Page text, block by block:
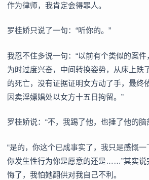
作为律师，我肯定会得罪人。
罗桂娇只说了一句：“听你的。”
我忍不住多说一句：“以前有个类似的案
为时过度兴奋，中间转换姿势，从床上跌
的死亡，没有证据证明女方动了手，最终
因卖淫嫖娼处以女方十五日拘留。”
罗桂娇说：“不，我踢了他，也捶了他的脑
“是的，你这个已成事实了，我只是感慨
你发生性行为你是愿意的还是……”其实说
悔了，我怕她翻供对我自己不利。